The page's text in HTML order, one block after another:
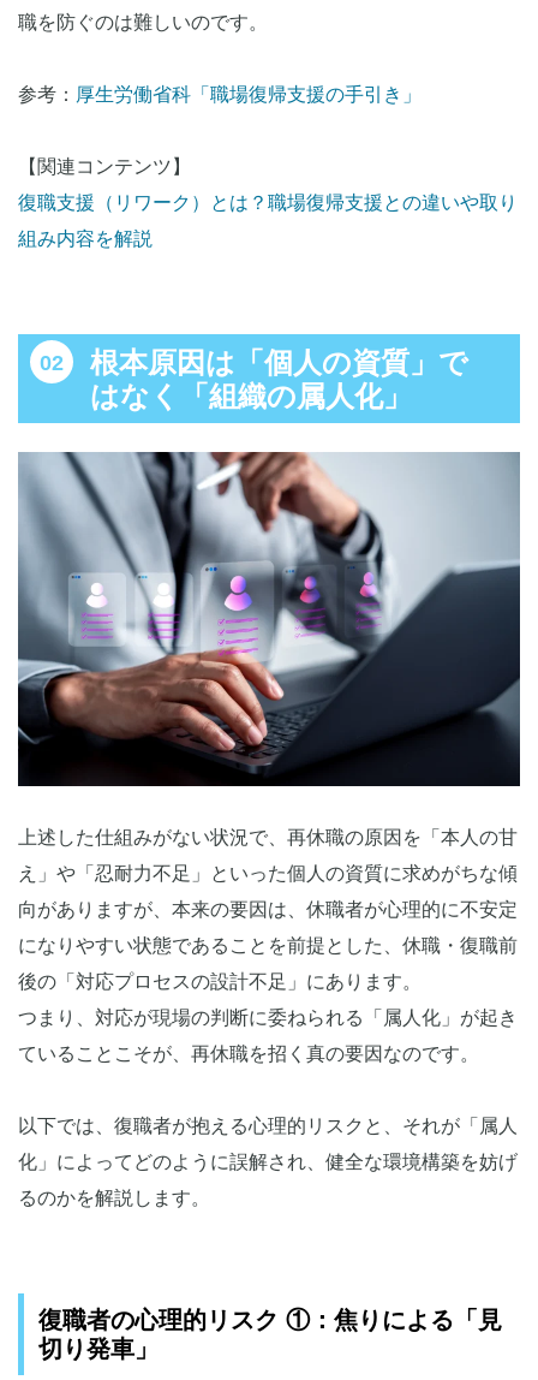
職を防ぐのは難しいのです。
参考： 厚生労働省科「職場復帰支援の手引き」
【関連コンテンツ】
復職支援（リワーク）とは？職場復帰支援との違いや取り
組み内容を解説
根本原因は「個人の資質」で
はなく「組織の属人化」
上述した仕組みがない状況で、再休職の原因を「本人の甘
え」や「忍耐力不足」といった個人の資質に求めがちな傾
向がありますが、本来の要因は、休職者が心理的に不安定
になりやすい状態であることを前提とした、休職・復職前
後の「対応プロセスの設計不足」にあります。
つまり、対応が現場の判断に委ねられる「属人化」が起き
ていることこそが、再休職を招く真の要因なのです。
以下では、復職者が抱える心理的リスクと、それが「属人
化」によってどのように誤解され、健全な環境構築を妨げ
るのかを解説します。
復職者の心理的リスク ①：焦りによる「見
切り発車」